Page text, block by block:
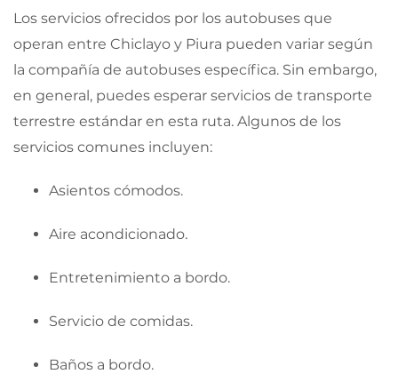
Los servicios ofrecidos por los autobuses que
operan entre Chiclayo y Piura pueden variar según
la compañía de autobuses específica. Sin embargo,
en general, puedes esperar servicios de transporte
terrestre estándar en esta ruta. Algunos de los
servicios comunes incluyen:
Asientos cómodos.
Aire acondicionado.
Entretenimiento a bordo.
Servicio de comidas.
Baños a bordo.